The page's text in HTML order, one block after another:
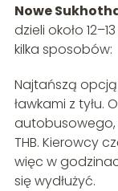
Nowe
dzieli około
kilka sposobów:
Najtańszą
ławkami z tyłu.
autobusowego,
THB. Kierowcy
więc w
się wydłużyć.